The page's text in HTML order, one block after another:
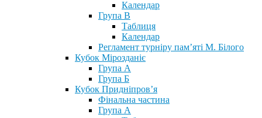
Календар
Група В
Таблиця
Календар
Регламент турніру пам’яті М. Білого
Кубок Мірозданіє
Група А
Група Б
Кубок Придніпров’я
Фінальна частина
Група А